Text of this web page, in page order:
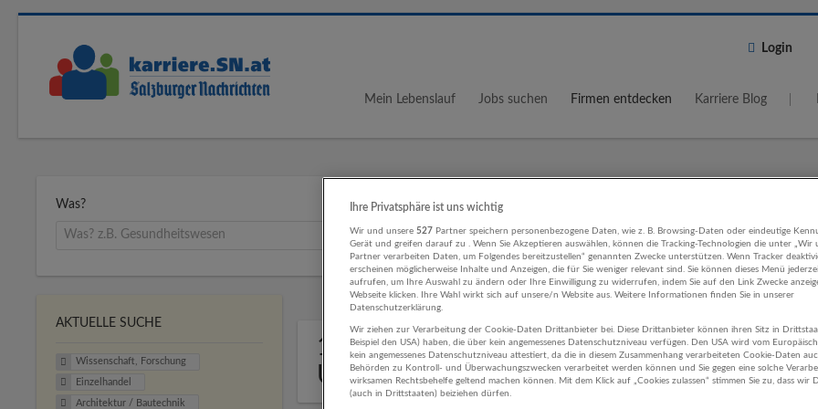
Login
Mein Lebenslauf Jobs suchen Firmen entdecken Karriere Blog
Was? Wo?
5 km
1 Wissenschaft, Forschung Einzelhandel
Unternehmen
AKTUELLE SUCHE
Wissenschaft, Forschung
Einzelhandel
Architektur / Bautechnik
Ihre Privatsphäre ist uns wichtig
Wir und unsere 527 Partner speichern personenbezogene Daten, wie z. B. Browsing-Daten oder eindeutige
Gerät und greifen darauf zu . Wenn Sie Akzeptieren auswählen, können die Tracking-Technologien die unter „Wir
Partner verarbeiten Daten, um Folgendes bereitzustellen“ genannten Zwecke unterstützen. Wenn Tracker
erscheinen möglicherweise Inhalte und Anzeigen, die für Sie weniger relevant sind. Sie können dieses Menü
aufrufen, um Ihre Auswahl zu ändern oder Ihre Einwilligung zu widerrufen, indem Sie auf den Link Zwecke
Webseite klicken. Ihre Wahl wirkt sich auf unsere/n Website aus. Weitere Informationen finden Sie in unserer
Datenschutzerklärung.
Wir ziehen zur Verarbeitung der Cookie-Daten Drittanbieter bei. Diese Drittanbieter können ihren Sitz in
Beispiel den USA) haben, die über kein angemessenes Datenschutzniveau verfügen. Den USA wird vom
kein angemessenes Datenschutzniveau attestiert, da die in diesem Zusammenhang verarbeiteten Cookie-Daten
Behörden zu Kontroll- und Überwachungszwecken verarbeitet werden können und Sie gegen eine solche
wirksamen Rechtsbehelfe geltend machen können. Mit dem Klick auf „Cookies zulassen“ stimmen Sie zu, dass wir
(auch in Drittstaaten) beiziehen dürfen.